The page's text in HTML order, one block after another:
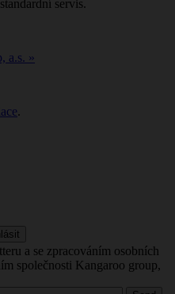
servis.
a.s. »
.
a se zpracováním osobních
společnosti Kangaroo group,